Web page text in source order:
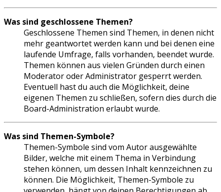
Was sind geschlossene Themen?
Geschlossene Themen sind Themen, in denen nicht
mehr geantwortet werden kann und bei denen eine
laufende Umfrage, falls vorhanden, beendet wurde.
Themen können aus vielen Gründen durch einen
Moderator oder Administrator gesperrt werden.
Eventuell hast du auch die Möglichkeit, deine
eigenen Themen zu schließen, sofern dies durch die
Board-Administration erlaubt wurde.
Was sind Themen-Symbole?
Themen-Symbole sind vom Autor ausgewählte
Bilder, welche mit einem Thema in Verbindung
stehen können, um dessen Inhalt kennzeichnen zu
können. Die Möglichkeit, Themen-Symbole zu